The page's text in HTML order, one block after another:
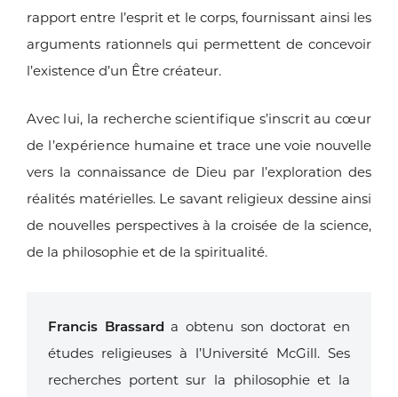
rapport entre l’esprit et le corps, fournissant ainsi les
arguments rationnels qui permettent de concevoir
l’existence d’un Être créateur.
Avec lui, la recherche scientifique s’inscrit au cœur
de l’expérience humaine et trace une voie nouvelle
vers la connaissance de Dieu par l’exploration des
réalités matérielles. Le savant religieux dessine ainsi
de nouvelles perspectives à la croisée de la science,
de la philosophie et de la spiritualité.
Francis Brassard a obtenu son doctorat en
études religieuses à l’Université McGill. Ses
recherches portent sur la philosophie et la